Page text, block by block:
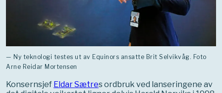
— Ny teknologi testes ut av Equinors ansatte Brit Selvikvåg. Foto
Arne Reidar Mortensen
Konsernsjef Eldar Sætres ordbruk ved lanseringene av